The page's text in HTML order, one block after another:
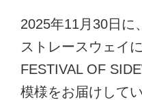
2025年11月30日に
ストレースウェイ
FESTIVAL OF
模様をお届けしてい